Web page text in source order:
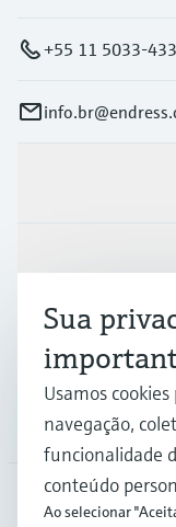
+55 11 5033-
Suporte
Empresa
Sua
Usamos
navegação,
funcionalidade
conteúdo
Ao selecionar